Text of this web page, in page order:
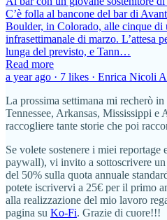
C’è folla al bancone del bar di
Boulder, in Colorado, alle cinque di
infrasettimanale di marzo. L’attesa
lunga del previsto, e Tann…
Read more
a year ago · 7 likes · Enrica Nicoli
La prossima settimana mi recherò
Tennessee, Arkansas, Mississippi e
raccogliere tante storie che poi
Se volete sostenere i miei
paywall), vi invito a sottoscrivere
del 50% sulla quota annuale
potete iscrivervi a 25€ per il primo
alla realizzazione del mio lavoro
pagina su Ko-Fi. Grazie di cuore!!!